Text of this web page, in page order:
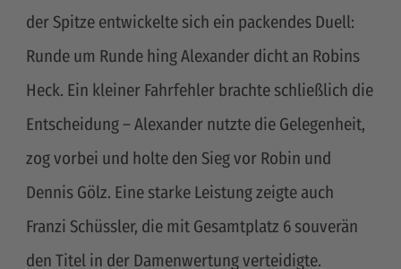
der Spitze entwickelte sich ein packendes Duell:
Runde um Runde hing Alexander dicht an Robins
Heck. Ein kleiner Fahrfehler brachte schließlich die
Entscheidung – Alexander nutzte die Gelegenheit,
zog vorbei und holte den Sieg vor Robin und
Dennis Gölz. Eine starke Leistung zeigte auch
Franzi Schüssler, die mit Gesamtplatz 6 souverän
den Titel in der Damenwertung verteidigte.